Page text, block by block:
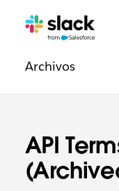
API
Navegación
Legal
Páginas
Archivos